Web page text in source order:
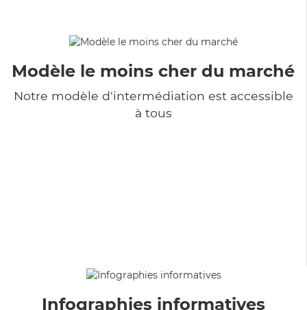
Modèle le moins cher du marché
Notre modèle d'intermédiation est accessible
à tous
Infographies informatives